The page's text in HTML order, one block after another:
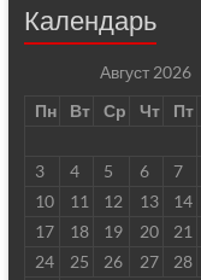
Календарь
Август 2026
Пн
Вт Ср Чт Пт
3
4 5 6 7
10
11 12 13 14
17
18 19 20 21
24
25 26 27 28